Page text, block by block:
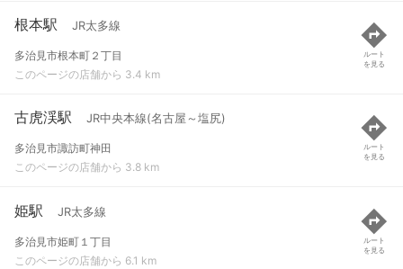
根本駅 JR太多線
多治見市根本町２丁目
このページの店舗から 3.4 km
ルート
を見る
古虎渓駅 JR中央本線(名古屋～塩尻)
多治見市諏訪町神田
このページの店舗から 3.8 km
ルート
を見る
姫駅 JR太多線
多治見市姫町１丁目
このページの店舗から 6.1 km
ルート
を見る